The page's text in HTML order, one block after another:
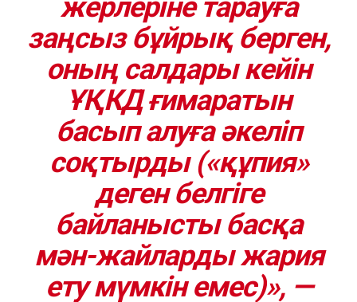
жерлеріне тарауға
заңсыз бұйрық берген,
оның салдары кейін
ҰҚКД ғимаратын
басып алуға әкеліп
соқтырды («құпия»
деген белгіге
байланысты басқа
мән-жайларды жария
ету мүмкін емес)», —